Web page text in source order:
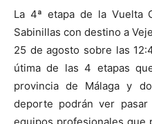
La 4ª etapa de la Vuelta
Sabinillas con destino a
25 de agosto sobre las
útima de las 4 etapas
provincia de Málaga y
deporte podrán ver